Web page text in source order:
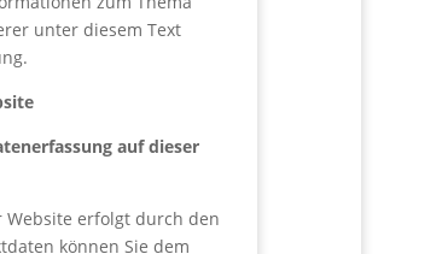
unter diesem Text
auf dieser
erfolgt durch den
können Sie dem